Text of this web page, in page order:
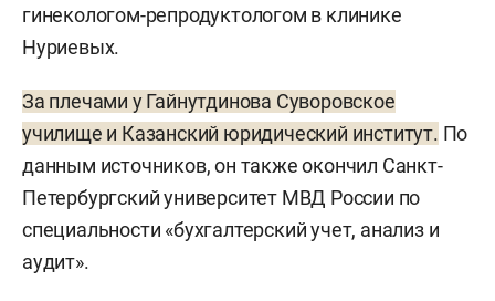
гинекологом-репродуктологом в клинике
Нуриевых.
За плечами у Гайнутдинова Суворовское
училище и Казанский юридический институт. По
данным источников, он также окончил Санкт-
Петербургский университет МВД России по
специальности «бухгалтерский учет, анализ и
аудит».